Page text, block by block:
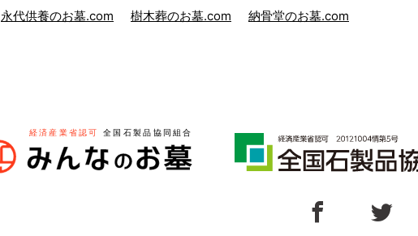
永代供養のお墓.com 樹木葬のお墓.com 納骨堂のお墓.com